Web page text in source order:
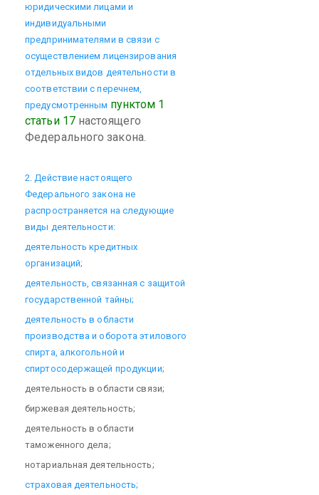
юридическими лицами и
индивидуальными
предпринимателями в связи с
осуществлением лицензирования
отдельных видов деятельности в
соответствии с перечнем,
предусмотренным пунктом 1
статьи 17настоящего
Федерального закона.
2. Действие настоящего
Федерального закона не
распространяется на следующие
виды деятельности:
деятельность кредитных
организаций;
деятельность, связанная с защитой
государственной тайны;
деятельность в области
производства и оборота этилового
спирта, алкогольной и
спиртосодержащей продукции;
деятельность в области связи;
биржевая деятельность;
деятельность в области
таможенного дела;
нотариальная деятельность;
страховая деятельность;